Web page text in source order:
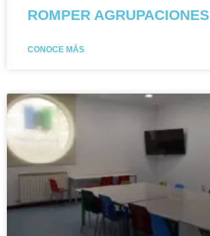
ROMPER AGRUPACIONES
CONOCE MÁS